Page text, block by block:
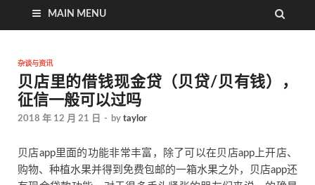
MAIN MENU
杂谈与资讯
贝店里的借钱现金贷（贝贷/贝有钱），
征信一般可以过吗
2018 年 12 月 21 日 - by taylor
贝店app里面的功能非常丰富，除了可以在贝店app上开店、
购物、种植水果并得到免费包邮的一箱水果之外，贝店app还